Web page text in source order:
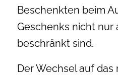
Beschenkten beim
Geschenks nicht nur
beschränkt sind.
Der Wechsel auf das